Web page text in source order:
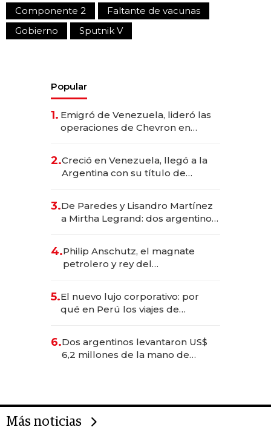
Componente 2
Faltante de vacunas
Gobierno
Sputnik V
Popular
1. Emigró de Venezuela, lideró las
operaciones de Chevron en
2.Creció en Venezuela, llegó a la
Argentina con su título de
las marcas "fast premium"
3.De Paredes y Lisandro Martínez
a Mirtha Legrand: dos argentinos
4.Philip Anschutz, el magnate
petrolero y rey del
Fénix
5.El nuevo lujo corporativo: por
qué en Perú los viajes de
para convertirse en experiencias
transformadoras
6.Dos argentinos levantaron US$
6,2 millones de la mano de
Más noticias